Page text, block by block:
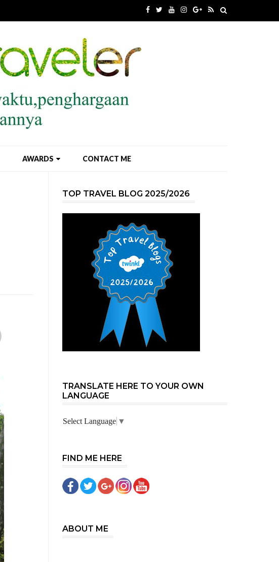
AWARDS CONTACT ME
TOP TRAVEL BLOG 2025/2026
TRANSLATE HERE TO YOUR OWN
LANGUAGE
Select Language ▼
FIND ME HERE
ABOUT ME